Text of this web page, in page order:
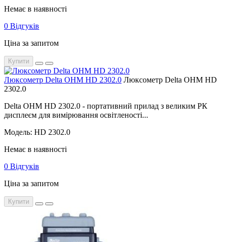
Немає в наявності
0 Відгуків
Ціна за запитом
Купити
Люксометр Delta OHM HD 2302.0 Люксометр Delta OHM HD
2302.0
Delta OHM HD 2302.0 - портативний прилад з великим РК
дисплеєм для вимірювання освітленості...
Модель: HD 2302.0
Немає в наявності
0 Відгуків
Ціна за запитом
Купити